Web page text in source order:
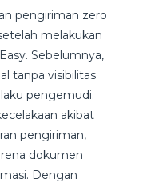
pengiriman zero
melakukan
Sebelumnya,
tanpa visibilitas
pengemudi.
akibat
pengiriman,
dokumen
Dengan